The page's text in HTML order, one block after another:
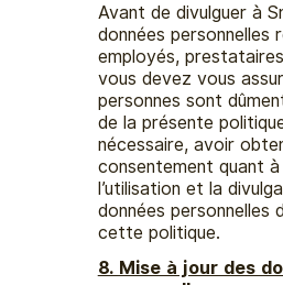
Avant de divulguer à
données personnelles
employés,
vous devez vous
personnes sont
de la présente
nécessaire, avoir
consentement quant
l’utilisation et la
données personnelles
cette politique.
8. Mise à jour des